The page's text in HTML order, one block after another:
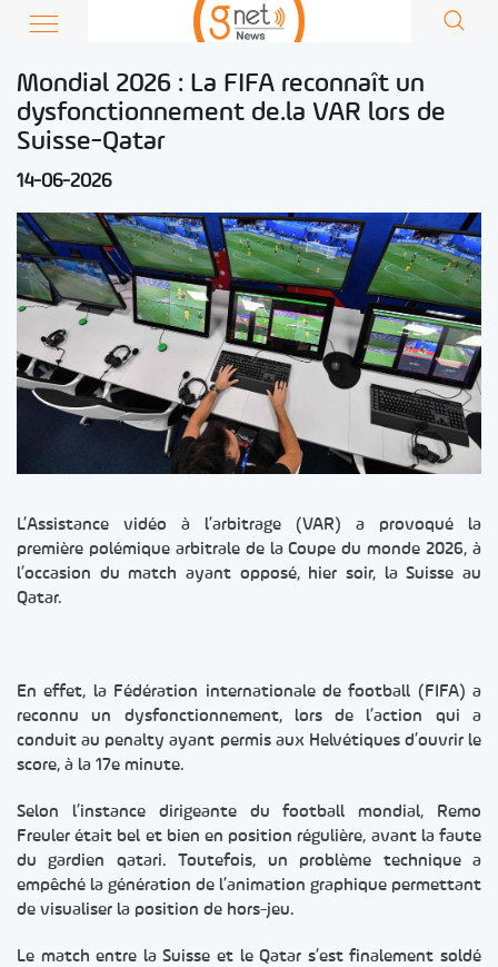
Mondial 2026 : La FIFA reconnaît un
dysfonctionnement de.la VAR lors de
Suisse-Qatar
14-06-2026
L’Assistance vidéo à l’arbitrage (VAR) a provoqué la
première polémique arbitrale de la Coupe du monde 2026, à
l’occasion du match ayant opposé, hier soir, la Suisse au
Qatar.
En effet, la Fédération internationale de football (FIFA) a
reconnu un dysfonctionnement, lors de l’action qui a
conduit au penalty ayant permis aux Helvétiques d’ouvrir le
score, à la 17e minute.
Selon l’instance dirigeante du football mondial, Remo
Freuler était bel et bien en position régulière, avant la faute
du gardien qatari. Toutefois, un problème technique a
empêché la génération de l’animation graphique permettant
de visualiser la position de hors-jeu.
Le match entre la Suisse et le Qatar s’est finalement soldé